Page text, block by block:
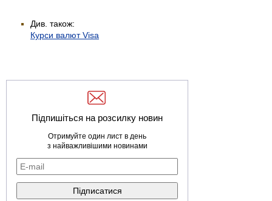
Див. також:
Курси валют Visa
Підпишіться на розсилку новин
Отримуйте один лист в день
з найважливішими новинами